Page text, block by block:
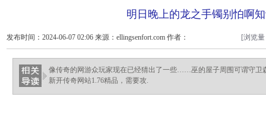
明日晚上的龙之手镯别怕啊
发布时间：2024-06-07 02:06 来源：ellingsenfort.com 作者：
ellingsenfort.com
[浏览
像传奇的网游众玩家现在已经猜出了一些……巫的屋子周围可谓守卫
新开传奇网站1.76精品，需要攻.